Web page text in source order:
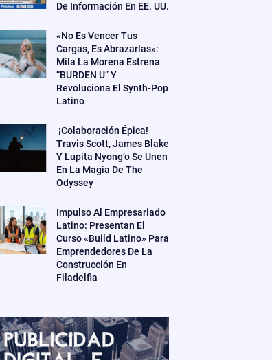
De Información En EE. UU.
«No Es Vencer Tus
Cargas, Es Abrazarlas»:
Mila La Morena Estrena
“BURDEN U” Y
Revoluciona El Synth-Pop
Latino
¡Colaboración Épica!
Travis Scott, James Blake
Y Lupita Nyong’o Se Unen
En La Magia De The
Odyssey
Impulso Al Empresariado
Latino: Presentan El
Curso «Build Latino» Para
Emprendedores De La
Construcción En
Filadelfia